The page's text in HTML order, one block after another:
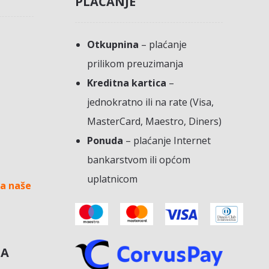
naše
Otkupnina – plaćanje
prilikom preuzimanja
Kreditna kartica –
jednokratno ili na rate (Visa,
MasterCard, Maestro, Diners)
Ponuda – plaćanje Internet
bankarstvom ili općom
uplatnicom